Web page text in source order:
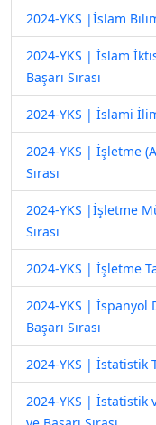
2024-YKS |İslam
2024-YKS | İslam
Başarı Sırası
2024-YKS | İslami
2024-YKS | İşletme
Sırası
2024-YKS |İşletme
Sırası
2024-YKS | İşletme
2024-YKS | İspanyol
Başarı Sırası
2024-YKS | İstatistik
2024-YKS | İstatistik